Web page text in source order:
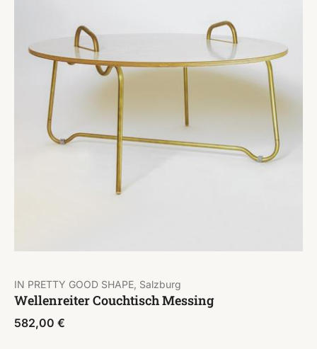
IN PRETTY GOOD SHAPE, Salzburg
Wellenreiter Couchtisch Messing
582,00 €